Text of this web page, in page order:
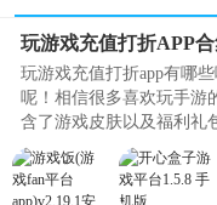
集
玩游戏充值打折APP
玩游戏充值打折app有哪
呢！相信很多喜欢玩手游
含了游戏皮肤以及福利礼
哦，为用户提供各种各样
大家整理了相关的软件合
充值的话是很不划算的，